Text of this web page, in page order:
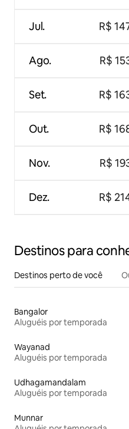
Jul.
Ago.
Set.
Out.
Nov.
Dez.
R$
R$
R$
R$
R$
R$
Destinos para
Destinos perto de você
Bangalor
Aluguéis por temporada
Wayanad
Aluguéis por temporada
Udhagamandalam
Aluguéis por temporada
Munnar